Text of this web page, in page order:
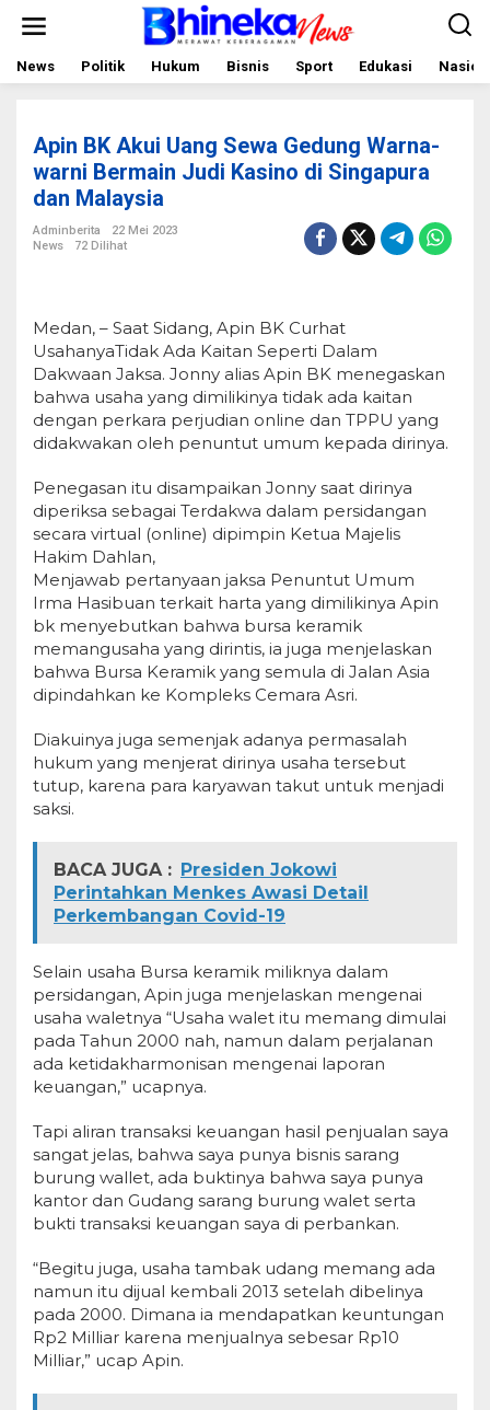
News Politik Hukum Bisnis Sport Edukasi
Apin BK Akui Uang Sewa Gedung Warna-
warni Bermain Judi Kasino di Singapura
dan Malaysia
Adminberita
22 Mei 2023
News
72 Dilihat
Medan, – Saat Sidang, Apin BK Curhat
UsahanyaTidak Ada Kaitan Seperti Dalam
Dakwaan Jaksa. Jonny alias Apin BK menegaskan
bahwa usaha yang dimilikinya tidak ada kaitan
dengan perkara perjudian online dan TPPU yang
didakwakan oleh penuntut umum kepada dirinya.
Penegasan itu disampaikan Jonny saat dirinya
diperiksa sebagai Terdakwa dalam persidangan
secara virtual (online) dipimpin Ketua Majelis
Hakim Dahlan,
Menjawab pertanyaan jaksa Penuntut Umum
Irma Hasibuan terkait harta yang dimilikinya Apin
bk menyebutkan bahwa bursa keramik
memangusaha yang dirintis, ia juga menjelaskan
bahwa Bursa Keramik yang semula di Jalan Asia
dipindahkan ke Kompleks Cemara Asri.
Diakuinya juga semenjak adanya permasalah
hukum yang menjerat dirinya usaha tersebut
tutup, karena para karyawan takut untuk menjadi
saksi.
BACA JUGA : Presiden Jokowi
Perintahkan Menkes Awasi Detail
Perkembangan Covid-19
Selain usaha Bursa keramik miliknya dalam
persidangan, Apin juga menjelaskan mengenai
usaha waletnya “Usaha walet itu memang dimulai
pada Tahun 2000 nah, namun dalam perjalanan
ada ketidakharmonisan mengenai laporan
keuangan,” ucapnya.
Tapi aliran transaksi keuangan hasil penjualan saya
sangat jelas, bahwa saya punya bisnis sarang
burung wallet, ada buktinya bahwa saya punya
kantor dan Gudang sarang burung walet serta
bukti transaksi keuangan saya di perbankan.
“Begitu juga, usaha tambak udang memang ada
namun itu dijual kembali 2013 setelah dibelinya
pada 2000. Dimana ia mendapatkan keuntungan
Rp2 Milliar karena menjualnya sebesar Rp10
Milliar,” ucap Apin.